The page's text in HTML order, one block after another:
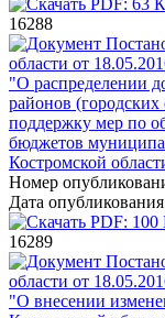
PDF: 63
16288
области от
"О распределении
районов (городских
поддержку мер по
бюджетов
Костромской
Номер
Дата
PDF: 100
16289
области от
"О внесении